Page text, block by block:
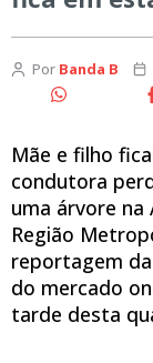
Por Banda B
Mãe e filho
condutora
uma árvore na
Região
reportagem da
do mercado
tarde desta